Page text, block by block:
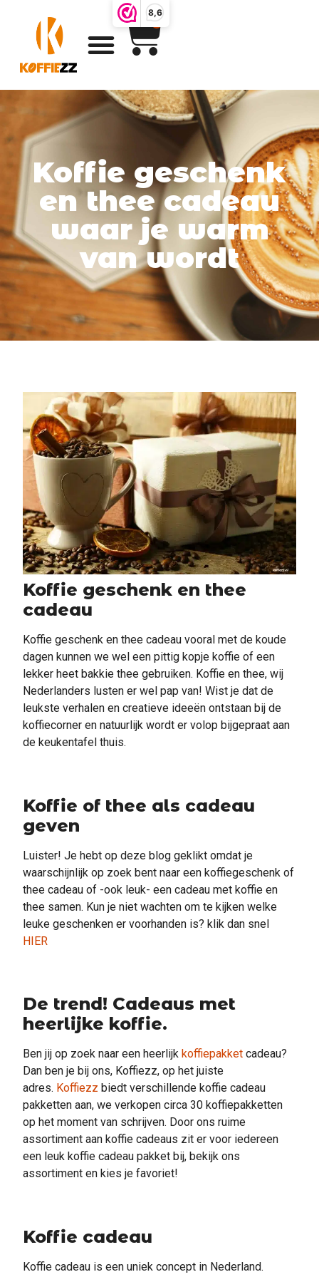
8,6
0
Koffie geschenk
en thee cadeau
waar je warm
van wordt
Koffie geschenk en thee
cadeau
Koffie geschenk en thee cadeau vooral met de koude
dagen kunnen we wel een pittig kopje koffie of een
lekker heet bakkie thee gebruiken. Koffie en thee, wij
Nederlanders lusten er wel pap van! Wist je dat de
leukste verhalen en creatieve ideeën ontstaan bij de
koffiecorner en natuurlijk wordt er volop bijgepraat aan
de keukentafel thuis.
Koffie of thee als cadeau
geven
Luister! Je hebt op deze blog geklikt omdat je
waarschijnlijk op zoek bent naar een koffiegeschenk of
thee cadeau of -ook leuk- een cadeau met koffie en
thee samen. Kun je niet wachten om te kijken welke
leuke geschenken er voorhanden is? klik dan snel
HIER
De trend! Cadeaus met
heerlijke koffie.
Ben jij op zoek naar een heerlijk koffiepakket cadeau?
Dan ben je bij ons, Koffiezz, op het juiste
adres. Koffiezz biedt verschillende koffie cadeau
pakketten aan, we verkopen circa 30 koffiepakketten
op het moment van schrijven. Door ons ruime
assortiment aan koffie cadeaus zit er voor iedereen
een leuk koffie cadeau pakket bij, bekijk ons
assortiment en kies je favoriet!
Koffie cadeau
Koffie cadeau is een uniek concept in Nederland.